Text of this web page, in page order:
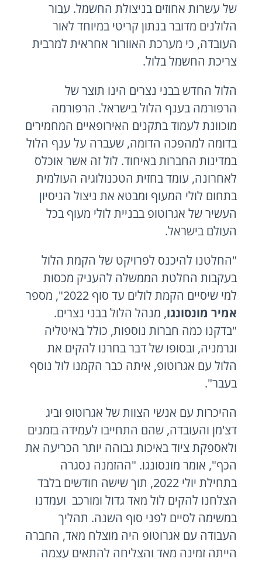
של עשרות אחוזים בניצולת החשמל. עבור
הלולנים מדובר בנתון קריטי במיוחד לאור
העובדה, כי מערכת האוורור אחראית למרבית
צריכת החשמל בלול.
הלול החדש בבני נצרים הינו תוצר של
הרפורמה בענף הלול בישראל. הרפורמה
מוכוונת לעמוד בתקנים האירופאיים המחמירים
בדומה למהפכה הדומה, שעברה על ענף הלול
במדינות החברות באיחוד. לול זה אשר אוכלס
לאחרונה, עומד בחזית הטכנולוגיה העולמית
בתחום לולי המעוף ומבטא את ניצול הניסיון
העשיר של אגרוטופ בבניית לולי מעוף בכל
העולם בישראל.
"החלטנו להיכנס לפרויקט של הקמת הלול
בעקבות החלטת הממשלה להעניק מכסות
למי שיסיים הקמת לולים עד סוף 2022", מספר
אמיר מונסונגו, מנהל הלול בבני נצרים.
"בדקנו כמה חברות נוספות, כולל באיטליה
וגרמניה, ובסופו של דבר בחרנו להקים את
הלול עם אגרוטופ, איתה כבר הקמנו לול נוסף
בעבר".
ההיכרות עם אנשי הצוות של אגרוטופ וביג
דצ'מן והעובדה, שהם התחייבו לעמידה בזמנים
ולאספקת ציוד באיכות גבוהה יותר הכריעה את
הכף", אומר מונסונגו. "ההזמנה נסגרה
בתחילת יולי 2022, תוך שישה חודשים בלבד
הצלחנו להקים לול מאד גדול ומורכב ועמדנו
במשימה לסיים לפני סוף השנה. תהליך
העבודה עם אגרוטופ היה מוצלח מאד, החברה
הייתה זמינה מאד והצליחה להתאים עצמה